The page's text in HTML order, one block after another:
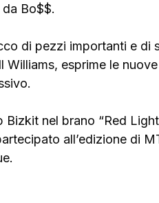
Bo$$.
di pezzi importanti e di
Williams, esprime le
nel brano “Red
all’edizione di